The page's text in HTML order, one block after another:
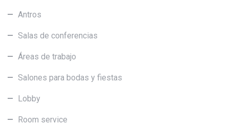
Antros
Salas de conferencias
Áreas de trabajo
Salones para bodas y fiestas
Lobby
Room service